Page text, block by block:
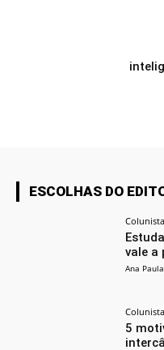
ESCOLHAS DO
vale a
Ana
5